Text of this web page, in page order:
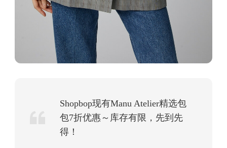
Shopbop现有Manu Atelier精选包
包7折优惠～库存有限，先到先
得！